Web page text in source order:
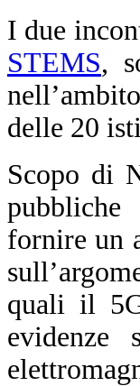
I due
STEMS,
delle 20
Scopo di
fornire un
quali il